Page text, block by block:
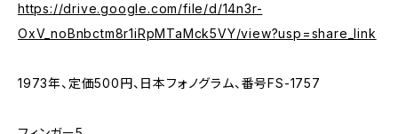
https://drive.google.com/file/d/14n3r-
OxV_noBnbctm8r1iRpMTaMck5VY/view?usp=share_link
1973年、定価500円、日本フォノグラム、番号FS-1757